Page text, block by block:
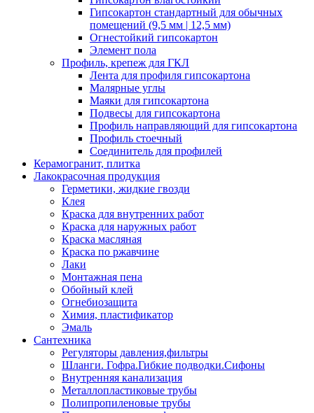
Гипсокартон стандартный для обычных
помещений (9,5 мм | 12,5 мм)
Огнестойкий гипсокартон
Элемент пола
Профиль, крепеж для ГКЛ
Лента для профиля гипсокартона
Малярные углы
Маяки для гипсокартона
Подвесы для гипсокартона
Профиль направляющий для гипсокартона
Профиль стоечный
Соединитель для профилей
Керамогранит, плитка
Лакокрасочная продукция
Герметики, жидкие гвозди
Клея
Краска для внутренних работ
Краска для наружных работ
Краска масляная
Краска по ржавчине
Лаки
Монтажная пена
Обойный клей
Огнебиозащита
Химия, пластификатор
Эмаль
Сантехника
Регуляторы давления,фильтры
Шланги. Гофра.Гибкие подводки.Сифоны
Внутренняя канализация
Металлопластиковые трубы
Полипропиленовые трубы